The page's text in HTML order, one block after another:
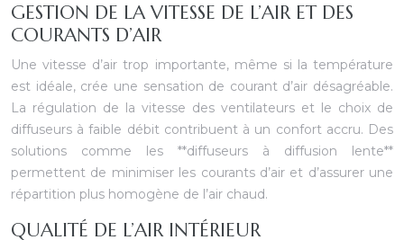
GESTION DE LA VITESSE DE L’AIR ET DES
COURANTS D’AIR
Une vitesse d’air trop importante, même si la température
est idéale, crée une sensation de courant d’air désagréable.
La régulation de la vitesse des ventilateurs et le choix de
diffuseurs à faible débit contribuent à un confort accru. Des
solutions comme les **diffuseurs à diffusion lente**
permettent de minimiser les courants d’air et d’assurer une
répartition plus homogène de l’air chaud.
QUALITÉ DE L’AIR INTÉRIEUR